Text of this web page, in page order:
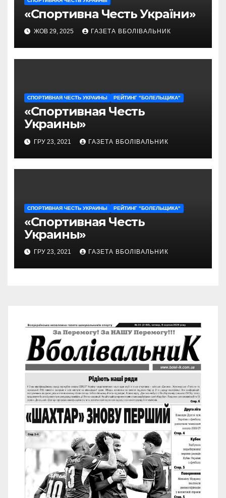
«Спортивна Честь України»
ЖОВ 29, 2025 ГАЗЕТА ВБОЛІВАЛЬНИК
СПОРТИВНАЯ ЧЕСТЬ УКРАИНЫ РЕЙТИНГ "БОЛЕЛЬЩИКА"
«Спортивная Честь
Украины»
ГРУ 23, 2021 ГАЗЕТА ВБОЛІВАЛЬНИК
СПОРТИВНАЯ ЧЕСТЬ УКРАИНЫ РЕЙТИНГ "БОЛЕЛЬЩИКА"
«Спортивная Честь
Украины»
ГРУ 23, 2021 ГАЗЕТА ВБОЛІВАЛЬНИК